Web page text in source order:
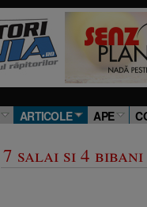
ARTICOLE APE
7 salai si 4